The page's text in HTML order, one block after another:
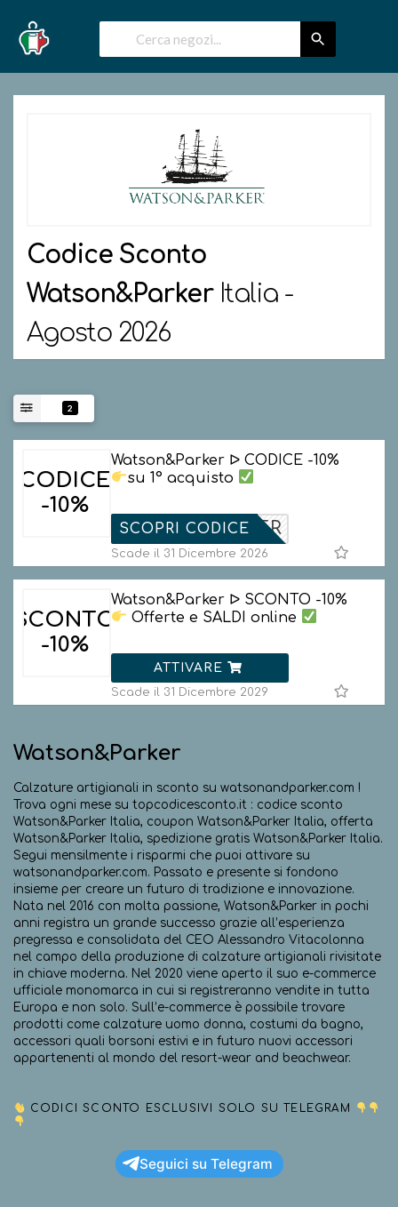
Codice Sconto
Watson&ParkerItalia -
Agosto 2026
2
CODICE
-10%
Watson&Parker ᐅ CODICE -10%
su 1° acquisto
NEWUSER
SCOPRI CODICE
Scade il 31 Dicembre 2026
SCONTO
-10%
Watson&Parker ᐅ SCONTO -10%
Offerte e SALDI online
ATTIVARE
Scade il 31 Dicembre 2029
Watson&Parker
Calzature artigianali in sconto su watsonandparker.com !
Trova ogni mese su topcodicesconto.it : codice sconto
Watson&Parker Italia, coupon Watson&Parker Italia, offerta
Watson&Parker Italia, spedizione gratis Watson&Parker Italia.
Segui mensilmente i risparmi che puoi attivare su
watsonandparker.com. Passato e presente si fondono
insieme per creare un futuro di tradizione e innovazione.
Nata nel 2016 con molta passione, Watson&Parker in pochi
anni registra un grande successo grazie all’esperienza
pregressa e consolidata del CEO Alessandro Vitacolonna
nel campo della produzione di calzature artigianali rivisitate
in chiave moderna. Nel 2020 viene aperto il suo e-commerce
ufficiale monomarca in cui si registreranno vendite in tutta
Europa e non solo. Sull’e-commerce è possibile trovare
prodotti come calzature uomo donna, costumi da bagno,
accessori quali borsoni estivi e in futuro nuovi accessori
appartenenti al mondo del resort-wear and beachwear.
CODICI SCONTO ESCLUSIVI SOLO SU TELEGRAM
Seguici su Telegram